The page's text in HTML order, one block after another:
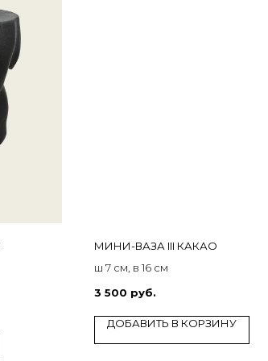
МИНИ-ВАЗА III КАКАО
ш 7 см, в 16 см
3 500 руб.
ДОБАВИТЬ В КОРЗИНУ